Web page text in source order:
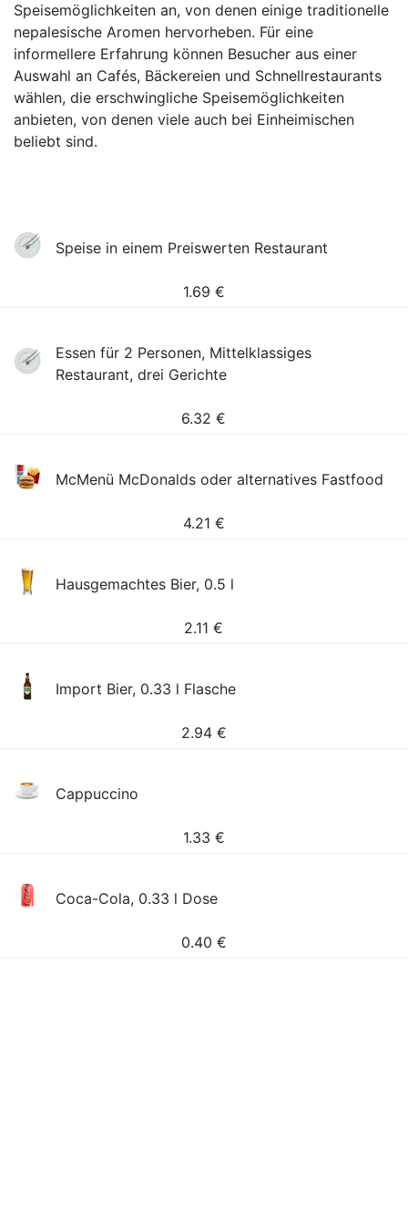
Speisemöglichkeiten an, von denen einige traditionelle
nepalesische Aromen hervorheben. Für eine
informellere Erfahrung können Besucher aus einer
Auswahl an Cafés, Bäckereien und Schnellrestaurants
wählen, die erschwingliche Speisemöglichkeiten
anbieten, von denen viele auch bei Einheimischen
beliebt sind.
Speise in einem Preiswerten Restaurant
1.69 €
Essen für 2 Personen, Mittelklassiges
Restaurant, drei Gerichte
6.32 €
McMenü McDonalds oder alternatives Fastfood
4.21 €
Hausgemachtes Bier, 0.5 l
2.11 €
Import Bier, 0.33 l Flasche
2.94 €
Cappuccino
1.33 €
Coca-Cola, 0.33 l Dose
0.40 €